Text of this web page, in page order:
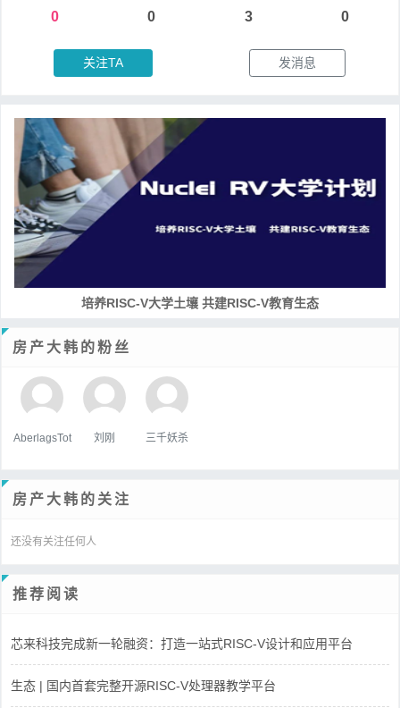
0
0
3
0
关注TA 发消息
培养RISC-V大学土壤 共建RISC-V教育生态
房产大韩的粉丝
AberlagsTot 刘刚 三千妖杀
房产大韩的关注
还没有关注任何人
推荐阅读
芯来科技完成新一轮融资：打造一站式RISC-V设计和应用平台
生态 | 国内首套完整开源RISC-V处理器教学平台